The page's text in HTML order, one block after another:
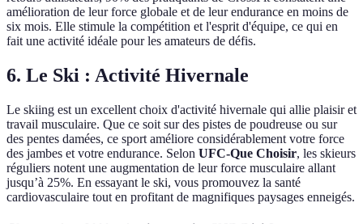
amélioration de leur force globale et de leur endurance en moins de
six mois. Elle stimule la compétition et l'esprit d'équipe, ce qui en
fait une activité idéale pour les amateurs de défis.
6. Le Ski : Activité Hivernale
Le skiing est un excellent choix d'activité hivernale qui allie plaisir et
travail musculaire. Que ce soit sur des pistes de poudreuse ou sur
des pentes damées, ce sport améliore considérablement votre force
des jambes et votre endurance. Selon UFC-Que Choisir, les skieurs
réguliers notent une augmentation de leur force musculaire allant
jusqu’à 25%. En essayant le ski, vous promouvez la santé
cardiovasculaire tout en profitant de magnifiques paysages enneigés.